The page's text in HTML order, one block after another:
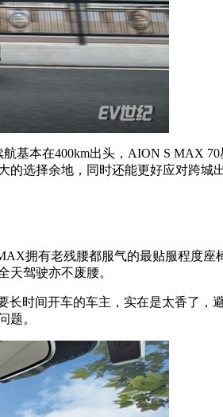
基本在400km出头，AION S MAX
选择余地，同时还能更好应对跨城
拥有老残腰都服气的最贴服程度座
天驾驶亦不废腰。
时间开车的车主，实在是太香了，
题。